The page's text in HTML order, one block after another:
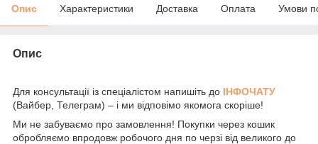
Опис Характеристики Доставка Оплата Умови
Опис
Для консультації із спеціалістом напишіть до ІНФОЧАТУ
(Вайбер, Телеграм) – і ми відповімо якомога скоріше!
Ми не забуваємо про замовлення! Покупки через кошик
обробляємо впродовж робочого дня по черзі від великого до